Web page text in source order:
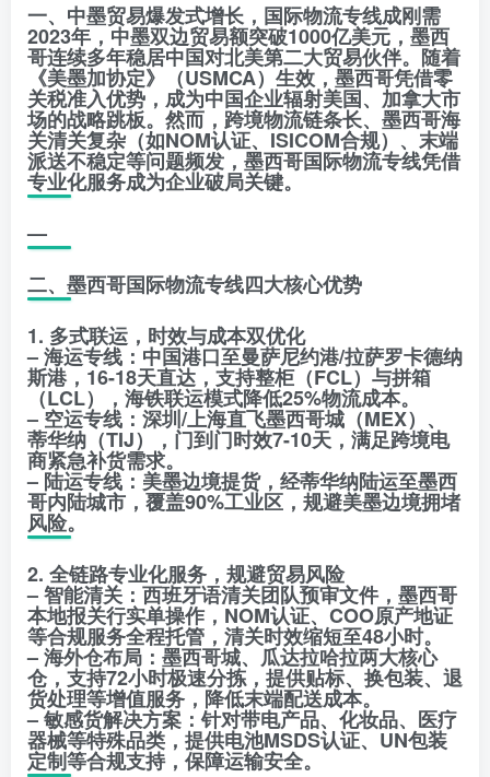
一、中墨贸易爆发式增长，国际物流专线成刚需
2023年，中墨双边贸易额突破1000亿美元，墨西
哥连续多年稳居中国对北美第二大贸易伙伴。随着
《美墨加协定》（USMCA）生效，墨西哥凭借零
关税准入优势，成为中国企业辐射美国、加拿大市
场的战略跳板。然而，跨境物流链条长、墨西哥海
关清关复杂（如NOM认证、ISICOM合规）、末端
派送不稳定等问题频发，墨西哥国际物流专线凭借
专业化服务成为企业破局关键。
—
二、墨西哥国际物流专线四大核心优势
1. 多式联运，时效与成本双优化
– 海运专线：中国港口至曼萨尼约港/拉萨罗卡德纳
斯港，16-18天直达，支持整柜（FCL）与拼箱
（LCL），海铁联运模式降低25%物流成本。
– 空运专线：深圳/上海直飞墨西哥城（MEX）、
蒂华纳（TIJ），门到门时效7-10天，满足跨境电
商紧急补货需求。
– 陆运专线：美墨边境提货，经蒂华纳陆运至墨西
哥内陆城市，覆盖90%工业区，规避美墨边境拥堵
风险。
2. 全链路专业化服务，规避贸易风险
– 智能清关：西班牙语清关团队预审文件，墨西哥
本地报关行实单操作，NOM认证、COO原产地证
等合规服务全程托管，清关时效缩短至48小时。
– 海外仓布局：墨西哥城、瓜达拉哈拉两大核心
仓，支持72小时极速分拣，提供贴标、换包装、退
货处理等增值服务，降低末端配送成本。
– 敏感货解决方案：针对带电产品、化妆品、医疗
器械等特殊品类，提供电池MSDS认证、UN包装
定制等合规支持，保障运输安全。